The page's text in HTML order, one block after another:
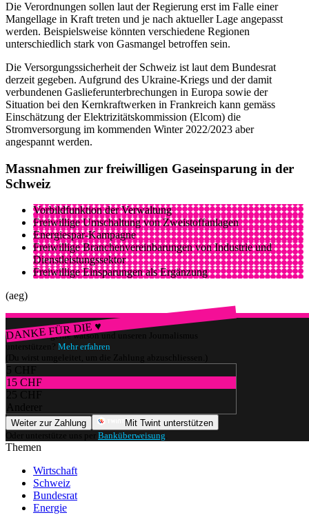
Die Verordnungen sollen laut der Regierung erst im Falle einer
Mangellage in Kraft treten und je nach aktueller Lage angepasst
werden. Beispielsweise könnten verschiedene Regionen
unterschiedlich stark von Gasmangel betroffen sein.
Die Versorgungssicherheit der Schweiz ist laut dem Bundesrat
derzeit gegeben. Aufgrund des Ukraine-Kriegs und der damit
verbundenen Gaslieferunterbrechungen in Europa sowie der
Situation bei den Kernkraftwerken in Frankreich kann gemäss
Einschätzung der Elektrizitätskommission (Elcom) die
Stromversorgung im kommenden Winter 2022/2023 aber
angespannt werden.
Massnahmen zur freiwilligen Gaseinsparung in der
Schweiz
Vorbildfunktion der Verwaltung
Freiwillige Umschaltung von Zweistoffanlagen
Energiespar-Kampagne
Freiwillige Branchenvereinbarungen von Industrie und
Dienstleistungssektor
Freiwillige Einsparungen als Ergänzung
(aeg)
DANKE FÜR DIE ♥
Würdest du gerne watson und unseren Journalismus
unterstützen? Mehr erfahren
(Du wirst umgeleitet, um die Zahlung abzuschliessen.)
5 CHF
15 CHF
25 CHF
Anderer
Weiter zur Zahlung
Mit Twint unterstützen
Oder unterstütze uns per Banküberweisung
Themen
Wirtschaft
Schweiz
Bundesrat
Energie